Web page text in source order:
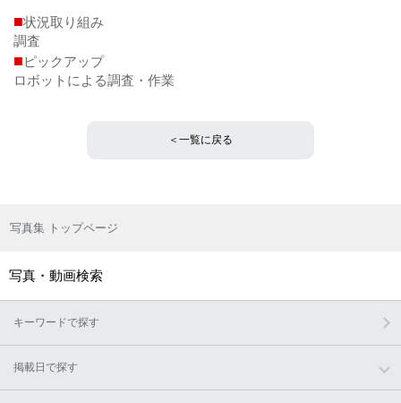
■状況取り組み
調査
■ピックアップ
ロボットによる調査・作業
＜一覧に戻る
写真集 トップページ
写真・動画検索
キーワードで探す
掲載日で探す